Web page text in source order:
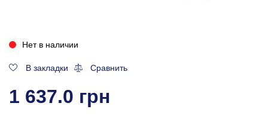
Нет в наличии
В закладки Сравнить
1 637.0 грн